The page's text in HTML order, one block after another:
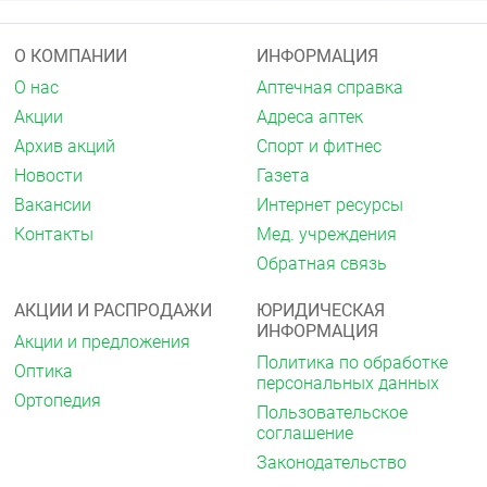
вещества (см. раздел «Взаимодействие с
Период не менее 48 ч до и 48 ч после
хирургических вмешательств под общим
наркозом, спинномозговой или перидуральной
Соблюдение гипокалорийной диеты (менее
Детский возраст до 10 лет.
У лиц в возрасте старше 60 лет, выполняющих
опасность развития лактоацидоза).
Применение при беременности и
лактации
Препарат противопоказан к применению при
беременности и в период грудного вскармливания.
При планировании или возникновении
О КОМПАНИИ
О нас
Акции
Архив акций
Новости
Вакансии
Контакты
ИНФОРМАЦИЯ
Аптечная справка
Адреса аптек
Спорт и фитнес
Газета
Интернет ресурсы
Мед. учреждения
Обратная связь
АКЦИИ И РАСПРОДАЖИ
Акции и предложения
Оптика
Ортопедия
ЮРИДИЧЕСКАЯ
ИНФОРМАЦИЯ
Политика по обработке
персональных данных
Пользовательское
соглашение
Законодательство